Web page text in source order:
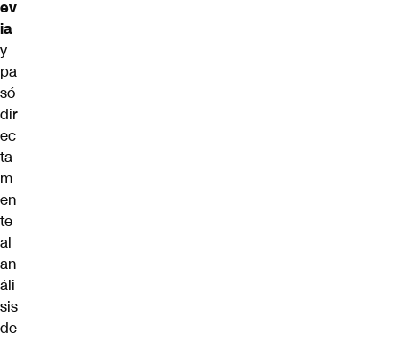
ev
ia
y
pa
só
dir
ec
ta
m
en
te
al
an
áli
sis
de